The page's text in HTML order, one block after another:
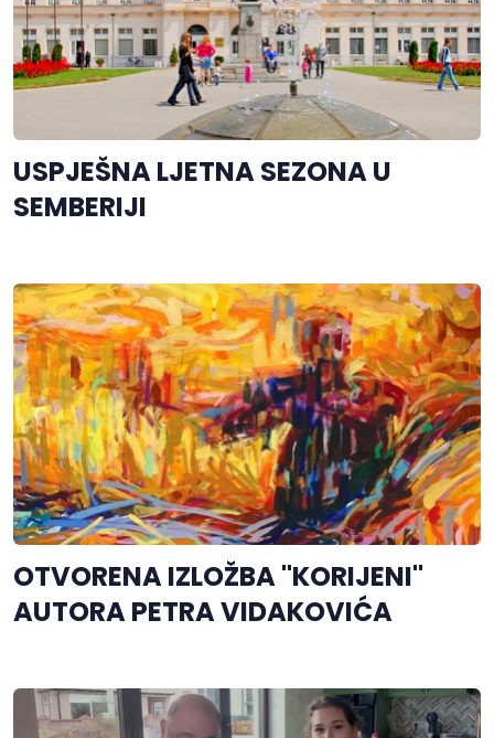
USPJEŠNA LJETNA SEZONA U
SEMBERIJI
OTVORENA IZLOŽBA "KORIJENI"
AUTORA PETRA VIDAKOVIĆA